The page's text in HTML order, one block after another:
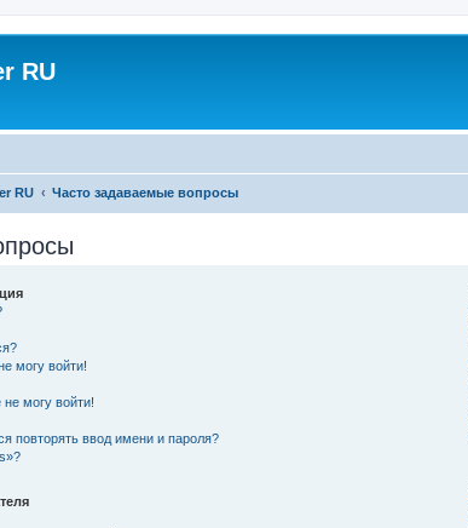
RU
RU Часто задаваемые вопросы
могу войти!
могу войти!
повторять ввод имени и пароля?